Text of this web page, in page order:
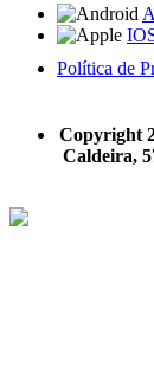
Política de
Copyright
Caldeira,